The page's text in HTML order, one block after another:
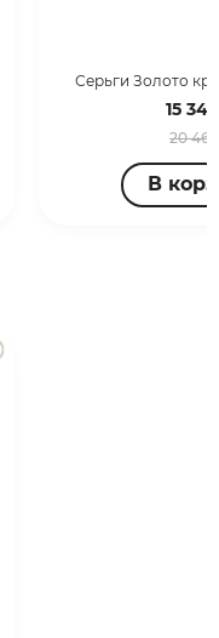
Серьги Золото
15
20
В